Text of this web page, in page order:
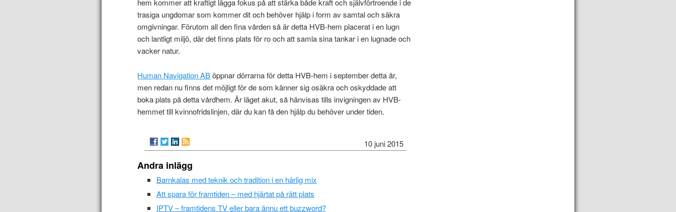
hem kommer att kraftigt lägga fokus på att stärka både kraft och självförtroende i de
trasiga ungdomar som kommer dit och behöver hjälp i form av samtal och säkra
omgivningar. Förutom all den fina vården så är detta HVB-hem placerat i en lugn
och lantligt miljö, där det finns plats för ro och att samla sina tankar i en lugnade och
vacker natur.
Human Navigation ABöppnar dörrarna för detta HVB-hem i september detta år,
men redan nu finns det möjligt för de som känner sig osäkra och oskyddade att
boka plats på detta vårdhem. Är läget akut, så hänvisas tills invigningen av HVB-
hemmet till kvinnofridslinjen, där du kan få den hjälp du behöver under tiden.
10 juni 2015
Andra inlägg
Barnkalas med teknik och tradition i en härlig mix
Att spara för framtiden – med hjärtat på rätt plats
IPTV – framtidens TV eller bara ännu ett buzzword?